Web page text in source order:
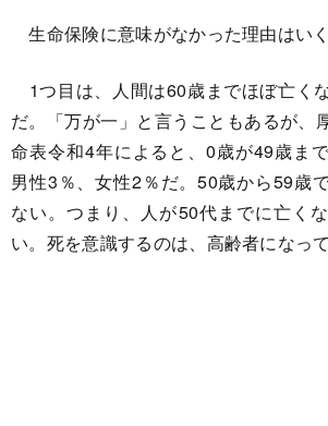
生命保険に意味がなかった理由はいく
1つ目は、人間は60歳までほぼ亡く
だ。「万が一」と言うこともあるが、
命表令和4年によると、0歳が49歳ま
男性3％、女性2％だ。50歳から59歳
ない。つまり、人が50代までに亡く
い。死を意識するのは、高齢者になっ